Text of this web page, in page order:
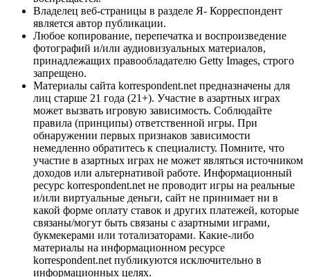
Владелец веб-страницы в разделе Я- Корреспондент
является автор публикации.
Любое копирование, перепечатка и воспроизведение
фотографий и/или аудиовизуальных материалов,
принадлежащих правообладателю Getty Images, строго
запрещено.
Материалы сайта korrespondent.net предназначены для
лиц старше 21 года (21+). Участие в азартных играх
может вызвать игровую зависимость. Соблюдайте
правила (принципы) ответственной игры. При
обнаружении первых признаков зависимости
немедленно обратитесь к специалисту. Помните, что
участие в азартных играх не может являться источником
доходов или альтернативой работе. Информационный
ресурс korrespondent.net не проводит игры на реальные
и/или виртуальные деньги, сайт не принимает ни в
какой форме оплату ставок и других платежей, которые
связаны/могут быть связаны с азартными играми,
букмекерами или тотализаторами. Какие-либо
материалы на информационном ресурсе
korrespondent.net публикуются исключительно в
информационных целях.